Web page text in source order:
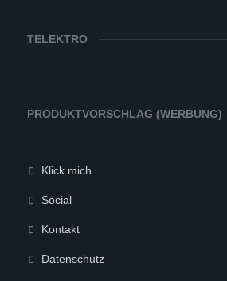
TELEKTRO
PRODUKTVORSCHLAG (WERBUNG)
Klick mich…
Social
Kontakt
Datenschutz